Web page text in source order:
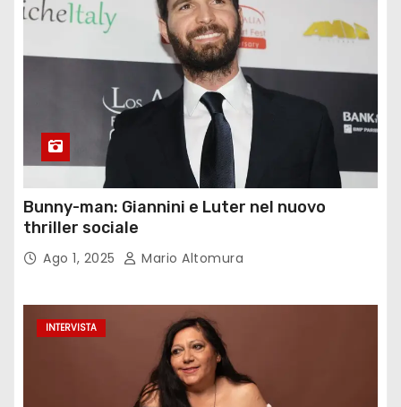
Bunny-man: Giannini e Luter nel nuovo
thriller sociale
Ago 1, 2025 Mario Altomura
INTERVISTA